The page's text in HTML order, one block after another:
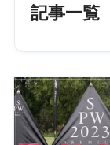
記事一覧